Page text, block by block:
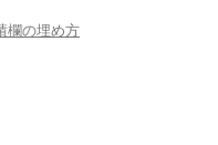
欄の埋め方